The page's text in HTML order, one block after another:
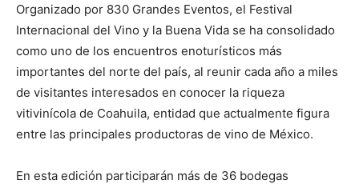
Organizado por 830 Grandes Eventos, el Festival
Internacional del Vino y la Buena Vida se ha consolidado
como uno de los encuentros enoturísticos más
importantes del norte del país, al reunir cada año a miles
de visitantes interesados en conocer la riqueza
vitivinícola de Coahuila, entidad que actualmente figura
entre las principales productoras de vino de México.
En esta edición participarán más de 36 bodegas